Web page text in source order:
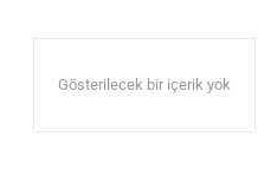
Gösterilecek bir içerik yok